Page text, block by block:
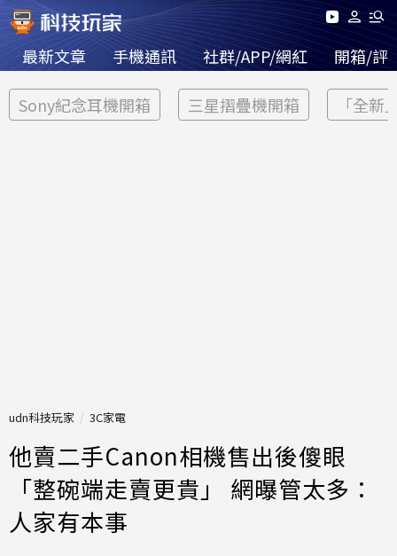
最新文章 手機通訊 社群/APP/網紅 開箱/評
Sony紀念耳機開箱 三星摺疊機開箱 「全新
udn科技玩家 3C家電
他賣二手Canon相機售出後傻眼
「整碗端走賣更貴」 網曝管太多：
人家有本事